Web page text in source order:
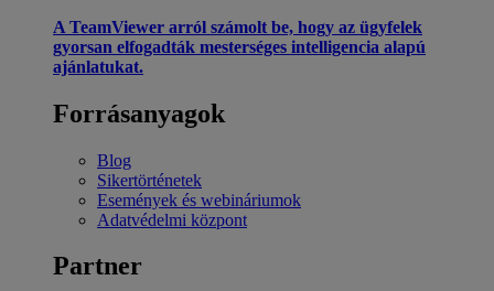
A TeamViewer arról számolt be, hogy az ügyfelek
gyorsan elfogadták mesterséges intelligencia alapú
ajánlatukat.
Forrásanyagok
Blog
Sikertörténetek
Események és webináriumok
Adatvédelmi központ
Partner